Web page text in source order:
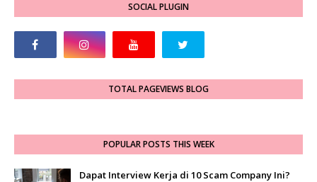
SOCIAL PLUGIN
TOTAL PAGEVIEWS BLOG
POPULAR POSTS THIS WEEK
Dapat Interview Kerja di 10 Scam Company Ini?